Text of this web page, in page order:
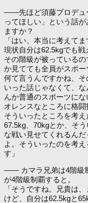
――先ほど須藤プロデュ
ってほしい」という話
ますか？
「はい、本当に考えて
現状自分は62.5kgでも
その階級が被っている
か見てても全員がスポー
何て言うんですかね、
いった話じゃなくて、
んか普通のスポーツに
オレンスなところに格闘
そういったところを考
67.5kg、70kgとか、そ
な戦い見せてくれるん
よ。そういったのを考
す」
―― カマラ兄弟は4階級
が4階級制覇すると。
「そうですね。兄貴は
けど、自分は62.5kgと